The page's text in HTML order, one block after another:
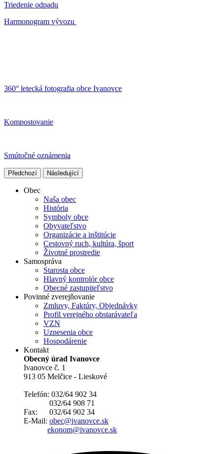
Triedenie odpadu
Harmonogram vývozu
360° letecká fotografia obce Ivanovce
Kompostovanie
Smútočné oznámenia
Předchozí Následující
Obec
Naša obec
História
Symboly obce
Obyvateľstvo
Organizácie a inštitúcie
Cestovný ruch, kultúra, šport
Životné prostredie
Samospráva
Starosta obce
Hlavný kontrolór obce
Obecné zastupiteľstvo
Povinné zverejňovanie
Zmluvy, Faktúry, Objednávky
Profil verejného obstarávateľa
VZN
Uznesenia obce
Hospodárenie
Kontakt
Obecný úrad Ivanovce
Ivanovce č. 1
913 05 Melčice - Lieskové
Telefón: 032/64 902 34
032/64 908 71
Fax: 032/64 902 34
E-Mail: obec@ivanovce.sk
ekonom@ivanovce.sk